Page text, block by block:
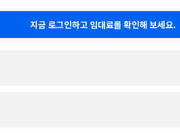
지금 로그인하고 임대료를 확인해 보세요.